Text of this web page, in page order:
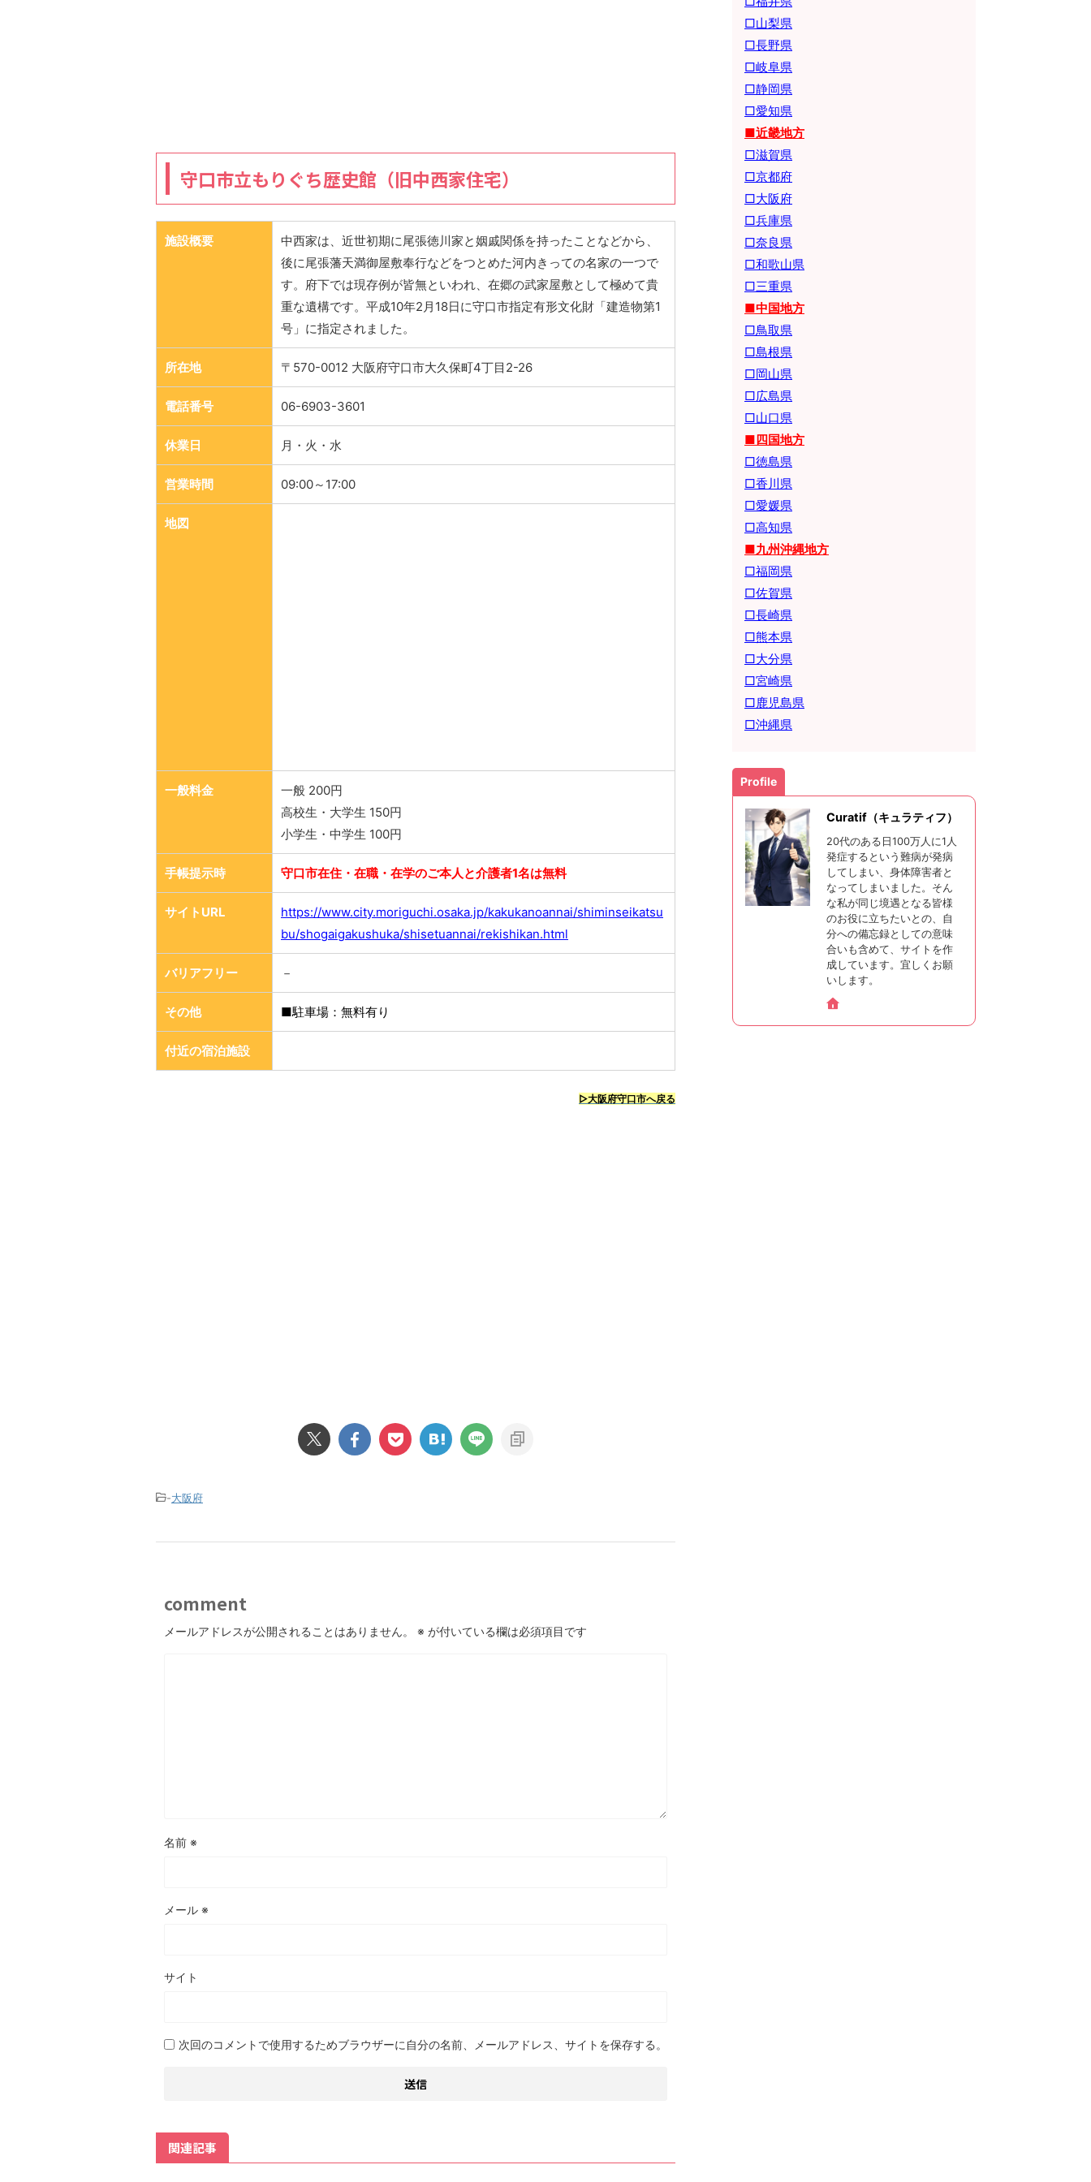
守口市立もりぐち歴史館（旧中西家住宅）
施設概要
中西家は、近世初期に尾張徳川家と姻戚関係を持ったことなどから、
後に尾張藩天満御屋敷奉行などをつとめた河内きっての名家の一つで
す。府下では現存例が皆無といわれ、在郷の武家屋敷として極めて貴
重な遺構です。平成10年2月18日に守口市指定有形文化財「建造物第1
号」に指定されました。
所在地 〒570-0012 大阪府守口市大久保町4丁目2-26
電話番号 06-6903-3601
休業日 月・火・水
営業時間 09:00～17:00
地図
一般料金
一般 200円
高校生・大学生 150円
小学生・中学生 100円
手帳提示時 守口市在住・在職・在学のご本人と介護者1名は無料
サイトURL
https://www.city.moriguchi.osaka.jp/kakukanoannai/shiminseikatsu
bu/shogaigakushuka/shisetuannai/rekishikan.html
バリアフリー －
その他 ■駐車場：無料有り
付近の宿泊施設
▷大阪府守口市へ戻る
-大阪府
comment
メールアドレスが公開されることはありません。 ※ が付いている欄は必須項目です
名前 ※
メール ※
サイト
次回のコメントで使用するためブラウザーに自分の名前、メールアドレス、サイトを保存する。
関連記事
□山梨県
□長野県
□岐阜県
□静岡県
□愛知県
■近畿地方
□滋賀県
□京都府
□大阪府
□兵庫県
□奈良県
□和歌山県
□三重県
■中国地方
□鳥取県
□島根県
□岡山県
□広島県
□山口県
■四国地方
□徳島県
□香川県
□愛媛県
□高知県
■九州沖縄地方
□福岡県
□佐賀県
□長崎県
□熊本県
□大分県
□宮崎県
□鹿児島県
□沖縄県
Profile
Curatif（キュラティフ）
20代のある日100万人に1人
発症するという難病が発病
してしまい、身体障害者と
なってしまいました。そん
な私が同じ境遇となる皆様
のお役に立ちたいとの、自
分への備忘録としての意味
合いも含めて、サイトを作
成しています。宜しくお願
いします。